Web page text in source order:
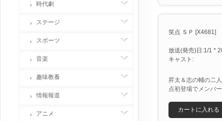
笑点 ＳＰ [X4681]
放送(発売)日:1/1 *
キャスト:
昇太＆志の輔の二
点初登場でメンバ
カートに入れる
時代劇
ステージ
スポーツ
音楽
趣味教養
情報報道
アニメ